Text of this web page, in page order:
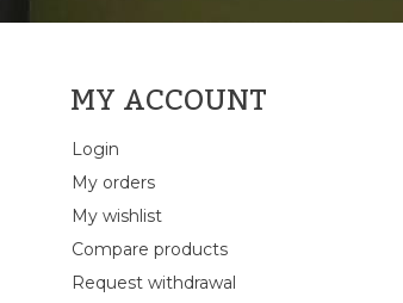
MY ACCOUNT
Login
My orders
My wishlist
Compare products
Request withdrawal